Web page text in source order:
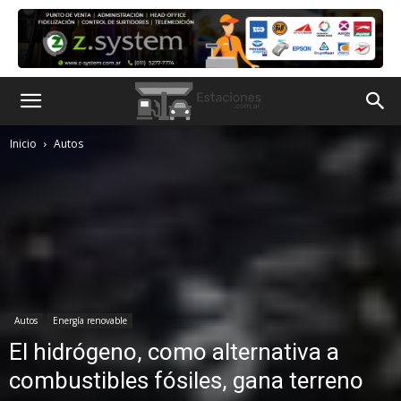
Inicio Autos
Autos Energía renovable
El hidrógeno, como alternativa a
combustibles fósiles, gana terreno